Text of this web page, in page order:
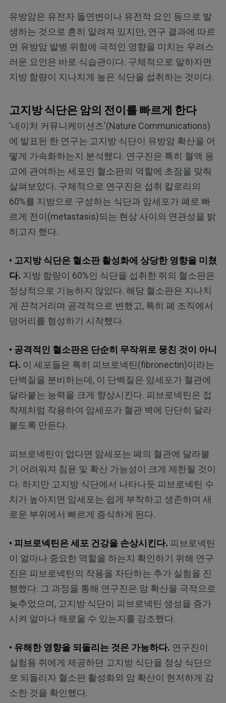
유방암은 유전자 돌연변이나 유전적 요인 등으로 발
생하는 것으로 흔히 알려져 있지만, 연구 결과에 따르
면 유방암 발병 위험에 극적인 영향을 미치는 우려스
러운 요인은 바로 식습관이다. 구체적으로 말하자면
지방 함량이 지나치게 높은 식단을 섭취하는 것이다.
고지방 식단은 암의 전이를 빠르게 한다
'네이처 커뮤니케이션즈'(Nature Communications)
에 발표된 한 연구는 고지방 식단이 유방암 확산을 어
떻게 가속화하는지 분석했다. 연구진은 특히 혈액 응
고에 관여하는 세포인 혈소판의 역할에 초점을 맞춰
살펴보았다. 구체적으로 연구진은 섭취 칼로리의
60%를 지방으로 구성하는 식단과 암세포가 폐로 빠
르게 전이(metastasis)되는 현상 사이의 연관성을 밝
히고자 했다.
• 고지방 식단은 혈소판 활성화에 상당한 영향을 미쳤
다. 지방 함량이 60%인 식단을 섭취한 쥐의 혈소판은
정상적으로 기능하지 않았다. 해당 혈소판은 지나치
게 끈적거리며 공격적으로 변했고, 특히 폐 조직에서
덩어리를 형성하기 시작했다.
• 공격적인 혈소판은 단순히 무작위로 뭉친 것이 아니
다. 이 세포들은 특히 피브로넥틴(fibronectin)이라는
단백질을 분비하는데, 이 단백질은 암세포가 혈관에
달라붙는 능력을 크게 향상시킨다. 피브로넥틴은 접
착제처럼 작용하여 암세포가 혈관 벽에 단단히 달라
붙도록 만든다.
피브로넥틴이 없다면 암세포는 폐의 혈관에 달라붙
기 어려워져 침윤 및 확산 가능성이 크게 제한될 것이
다. 하지만 고지방 식단에서 나타나듯 피브로넥틴 수
치가 높아지면 암세포는 쉽게 부착하고 생존하며 새
로운 부위에서 빠르게 증식하게 된다.
• 피브로넥틴은 세포 건강을 손상시킨다. 피브로넥틴
이 얼마나 중요한 역할을 하는지 확인하기 위해 연구
진은 피브로넥틴의 작용을 차단하는 추가 실험을 진
행했다. 그 과정을 통해 연구진은 암 확산을 극적으로
늦추었으며, 고지방 식단이 피브로넥틴 생성을 증가
시켜 얼마나 해로울 수 있는지를 강조했다.
• 유해한 영향을 되돌리는 것은 가능하다. 연구진이
실험용 쥐에게 제공하던 고지방 식단을 정상 식단으
로 되돌리자 혈소판 활성화와 암 확산이 현저하게 감
소한 것을 확인했다.